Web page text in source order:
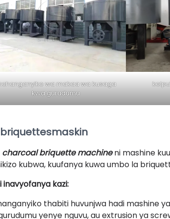
wa makaa wa kusaga
kwa gurudumu
charcoal briquette machineni mashine
kubwa, kuufanya kuwa umbo la
inavyofanya kazi:
thabiti huvunjwa hadi mashine
yenye nguvu, au extrusion ya